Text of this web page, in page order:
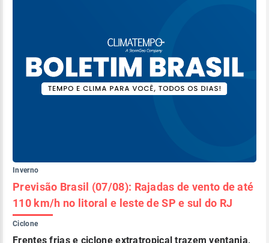
Inverno
Previsão Brasil (07/08): Rajadas de vento de até
110 km/h no litoral e leste de SP e sul do RJ
Ciclone
Frentes frias e ciclone extratropical trazem ventania,